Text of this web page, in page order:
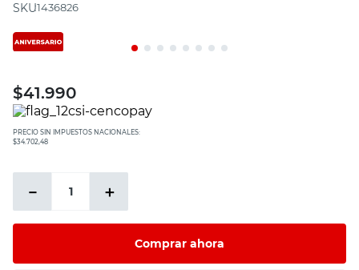
:1436826
$41.990
PRECIO SIN IMPUESTOS NACIONALES:
$34.702,48
＋
－
Comprar ahora